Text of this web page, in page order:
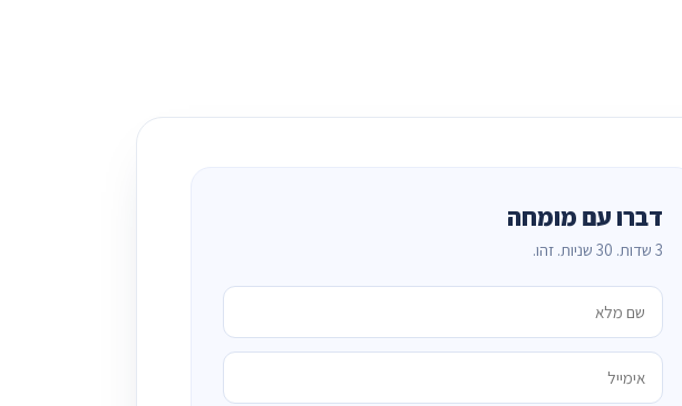
דברו עם מומחה
3 שדות. 30 שניות. זהו.